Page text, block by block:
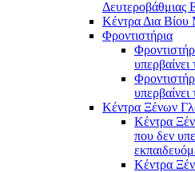
Δευτεροβάθμιας
Κέντρα Δια
Φροντιστήρια
Κέντρα Ξένων
Kέντρα
που δεν
Kέντρα